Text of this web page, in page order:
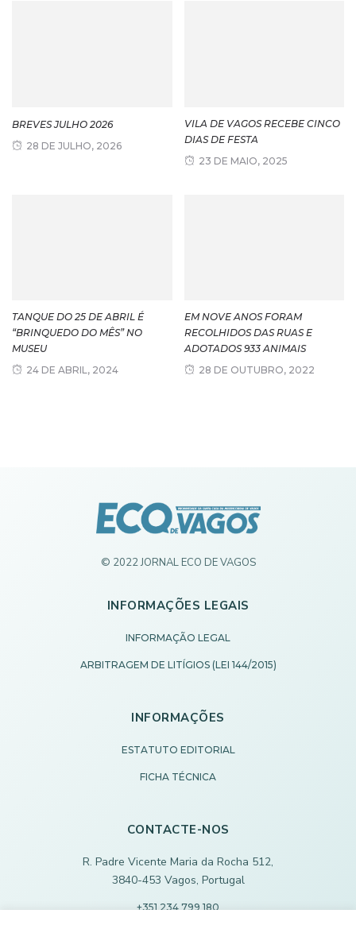
BREVES JULHO 2026
28 DE JULHO, 2026
VILA DE VAGOS RECEBE CINCO
DIAS DE FESTA
23 DE MAIO, 2025
TANQUE DO 25 DE ABRIL É
“BRINQUEDO DO MÊS” NO
MUSEU
24 DE ABRIL, 2024
EM NOVE ANOS FORAM
RECOLHIDOS DAS RUAS E
ADOTADOS 933 ANIMAIS
28 DE OUTUBRO, 2022
© 2022 JORNAL ECO DE VAGOS
INFORMAÇÕES LEGAIS
INFORMAÇÃO LEGAL
ARBITRAGEM DE LITÍGIOS (LEI 144/2015)
INFORMAÇÕES
ESTATUTO EDITORIAL
FICHA TÉCNICA
CONTACTE-NOS
R. Padre Vicente Maria da Rocha 512,
3840-453 Vagos, Portugal
+351 234 799 180